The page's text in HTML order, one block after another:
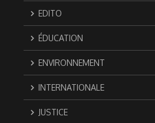
EDITO
ÉDUCATION
ENVIRONNEMENT
INTERNATIONALE
JUSTICE